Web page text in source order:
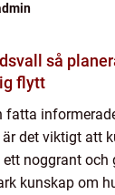
du en
flytt
fatta
det viktigt att
noggrant och
kunskap om